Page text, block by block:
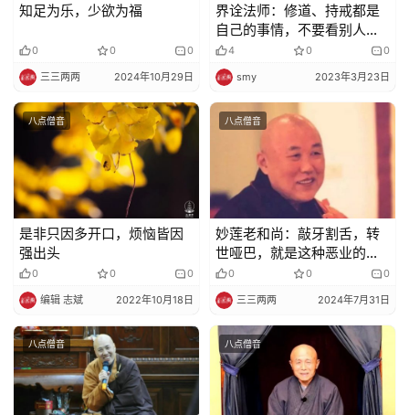
礼
视
频
录
佛
教
艺
术
政
策
法
规
知足为乐，少欲为福
0 0 0
三三两两 2024年10月29日
界诠法师：修道、持戒都是
自己的事情，不要看别人修
行不修行
4 0 0
smy 2023年3月23日
八点僧音
是非只因多开口，烦恼皆因
强出头
0 0 0
编辑 志斌 2022年10月18日
八点僧音
妙莲老和尚：敲牙割舌，转
世哑巴，就是这种恶业的果
报！
0 0 0
三三两两 2024年7月31日
八点僧音 八点僧音